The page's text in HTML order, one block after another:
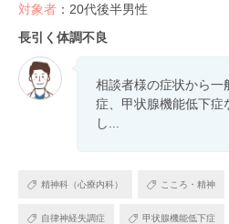
対象者 ：20代後半男性
長引く体調不良
相談者様の症状から一
症、甲状腺機能低下症
し...
精神科（心療内科） こころ・精神
自律神経失調症 甲状腺機能低下症